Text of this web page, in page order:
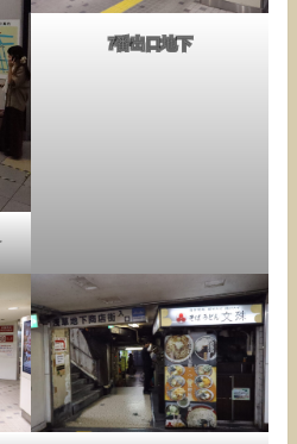
7番出口地下